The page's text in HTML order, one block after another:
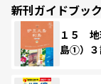
新刊ガイドブック
１５
島①）３